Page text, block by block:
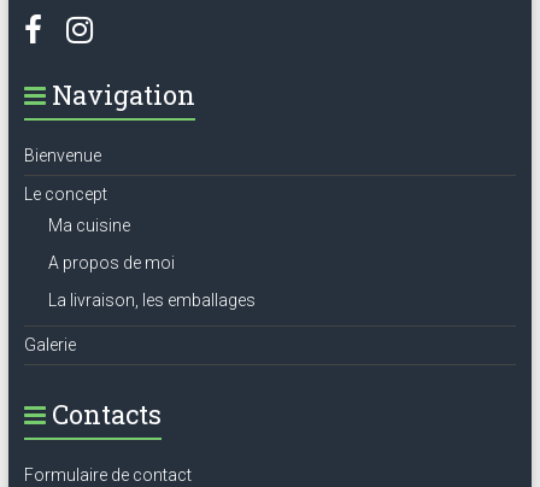
Navigation
Bienvenue
Le concept
Ma cuisine
A propos de moi
La livraison, les emballages
Galerie
Contacts
Formulaire de contact